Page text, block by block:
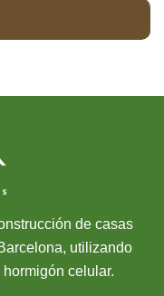
de casas
utilizando
celular.